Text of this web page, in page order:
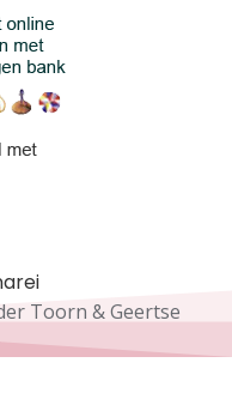
Toorn & Geertse